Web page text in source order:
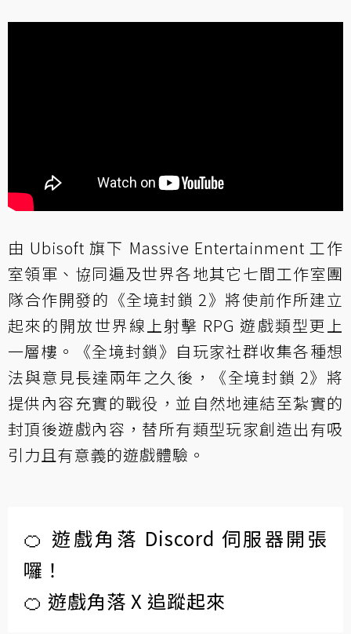
由 Ubisoft 旗下 Massive Entertainment 工作
室領軍、協同遍及世界各地其它七間工作室團
隊合作開發的《全境封鎖 2》將使前作所建立
起來的開放世界線上射擊 RPG 遊戲類型更上
一層樓。《全境封鎖》自玩家社群收集各種想
法與意見長達兩年之久後，《全境封鎖 2》將
提供內容充實的戰役，並自然地連結至紮實的
封頂後遊戲內容，替所有類型玩家創造出有吸
引力且有意義的遊戲體驗。
🍊 遊戲角落 Discord 伺服器開張
囉！
🍊 遊戲角落 X 追蹤起來